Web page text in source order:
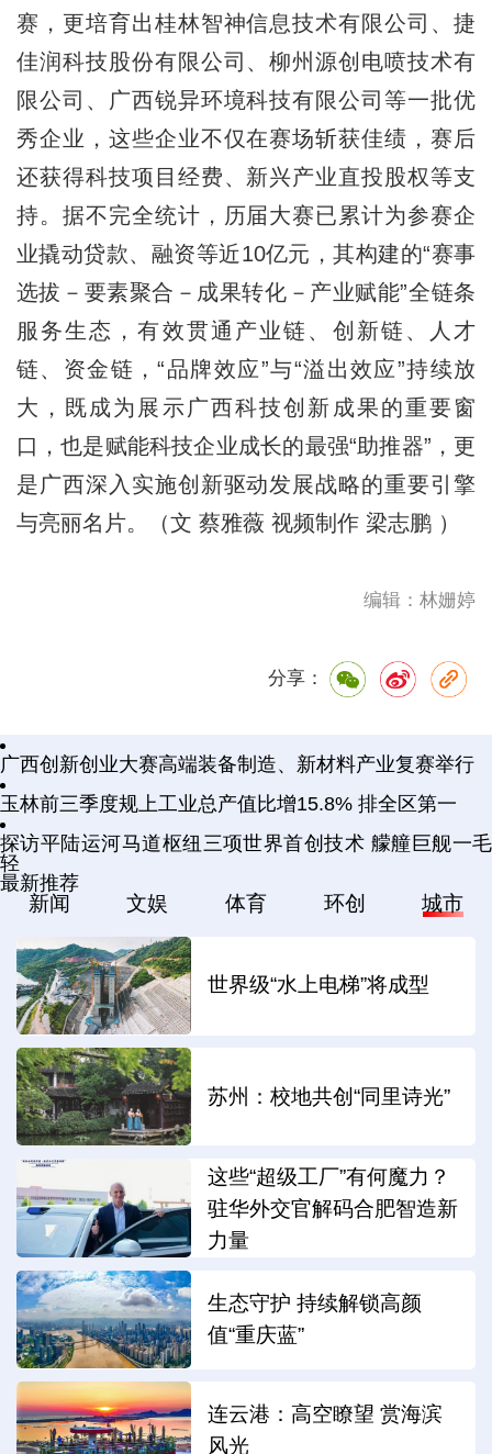
赛，更培育出桂林智神信息技术有限公司、捷
佳润科技股份有限公司、柳州源创电喷技术有
限公司、广西锐异环境科技有限公司等一批优
秀企业，这些企业不仅在赛场斩获佳绩，赛后
还获得科技项目经费、新兴产业直投股权等支
持。据不完全统计，历届大赛已累计为参赛企
业撬动贷款、融资等近10亿元，其构建的“赛事
选拔－要素聚合－成果转化－产业赋能”全链条
服务生态，有效贯通产业链、创新链、人才
链、资金链，“品牌效应”与“溢出效应”持续放
大，既成为展示广西科技创新成果的重要窗
口，也是赋能科技企业成长的最强“助推器”，更
是广西深入实施创新驱动发展战略的重要引擎
与亮丽名片。（文 蔡雅薇 视频制作 梁志鹏 ）
编辑：林姗婷
分享：
广西创新创业大赛高端装备制造、新材料产业复赛举行
玉林前三季度规上工业总产值比增15.8% 排全区第一
探访平陆运河马道枢纽三项世界首创技术 艨艟巨舰一毛
轻
最新推荐
新闻 文娱 体育 环创 城市
世界级“水上电梯”将成型
苏州：校地共创“同里诗光”
这些“超级工厂”有何魔力？
驻华外交官解码合肥智造新
力量
生态守护 持续解锁高颜
值“重庆蓝”
连云港：高空瞭望 赏海滨
风光